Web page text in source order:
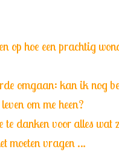
op hoe een prachtig
omgaan: kan ik nog
om me heen?
danken voor alles wat
moeten vragen …